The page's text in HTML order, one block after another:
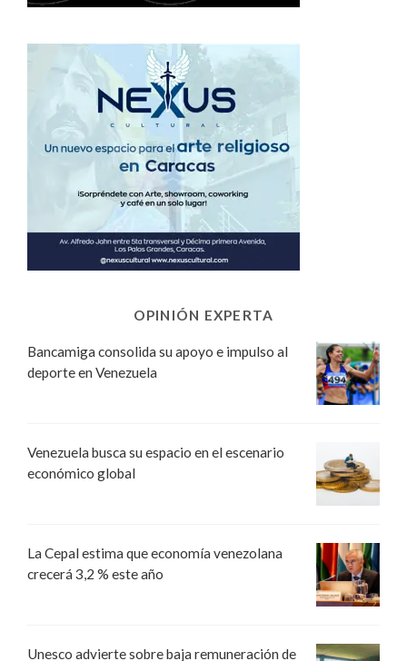
OPINIÓN EXPERTA
Bancamiga consolida su apoyo e impulso al
deporte en Venezuela
Venezuela busca su espacio en el escenario
económico global
La Cepal estima que economía venezolana
crecerá 3,2 % este año
Unesco advierte sobre baja remuneración de